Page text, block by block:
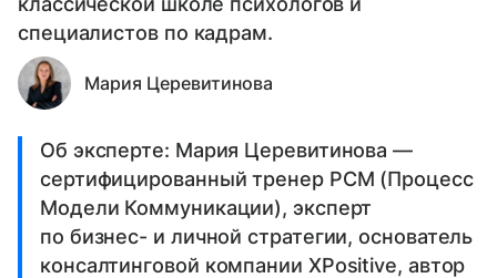
специалистов по кадрам.
Мария Церевитинова
Об эксперте: Мария Церевитинова —
сертифицированный тренер PCM (Процесс
Модели Коммуникации), эксперт
по бизнес- и личной стратегии, основатель
консалтинговой компании XPositive, автор